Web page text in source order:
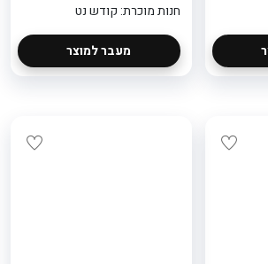
חנות מוכרת: קודש נט
מעבר למוצר